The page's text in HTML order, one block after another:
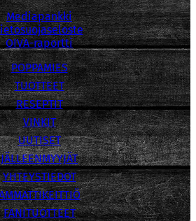
Mediapankki
OIVA-raportti
POPPAMIES
TUOTTEET
RESEPTIT
VINKIT
UUTISET
JÄLLEENMYYJÄT
YHTEYSTIEDOT
FANITUOTTEET